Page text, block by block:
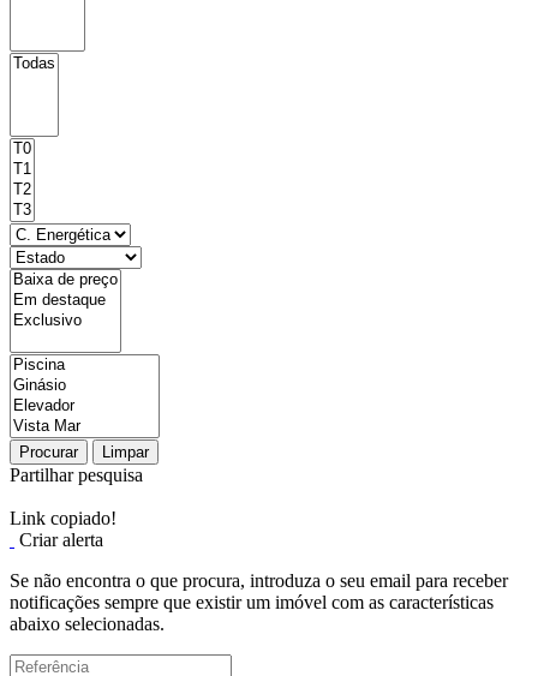
Procurar Limpar
Partilhar pesquisa
Link copiado!
Criar alerta
Se não encontra o que procura, introduza o seu email para receber
notificações sempre que existir um imóvel com as características
abaixo selecionadas.